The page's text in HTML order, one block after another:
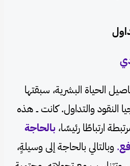
الحياة البشرية، سبقتها
النقود والتداول. كانت ــ هذه
ارتباطًا رئيسًا،بالحاجة
. وبالتالي بالحاجة إلى وسيلةٍ،